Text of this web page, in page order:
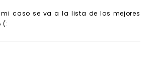
mi caso se va a la lista de los mejores
(: